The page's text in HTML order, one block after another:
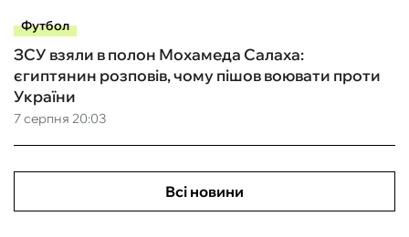
Футбол
7 серпня 20:03
ЗСУ взяли в полон Мохамеда Салаха:
єгиптянин розповів, чому пішов воювати проти
України
Всі новини